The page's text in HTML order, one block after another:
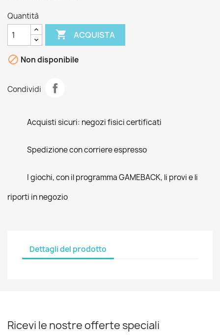
Quantità
 ACQUISTA
 Non disponibile
Condividi
Acquisti sicuri: negozi fisici certificati
Spedizione con corriere espresso
I giochi, con il programma GAMEBACK, li provi e li
riporti in negozio
Dettagli del prodotto
Ricevi le nostre offerte speciali